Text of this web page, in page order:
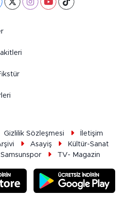
Gizlilik Sözleşmesi
İletişim
Asayiş
Kültür-Sanat
Samsunspor TV- Magazin